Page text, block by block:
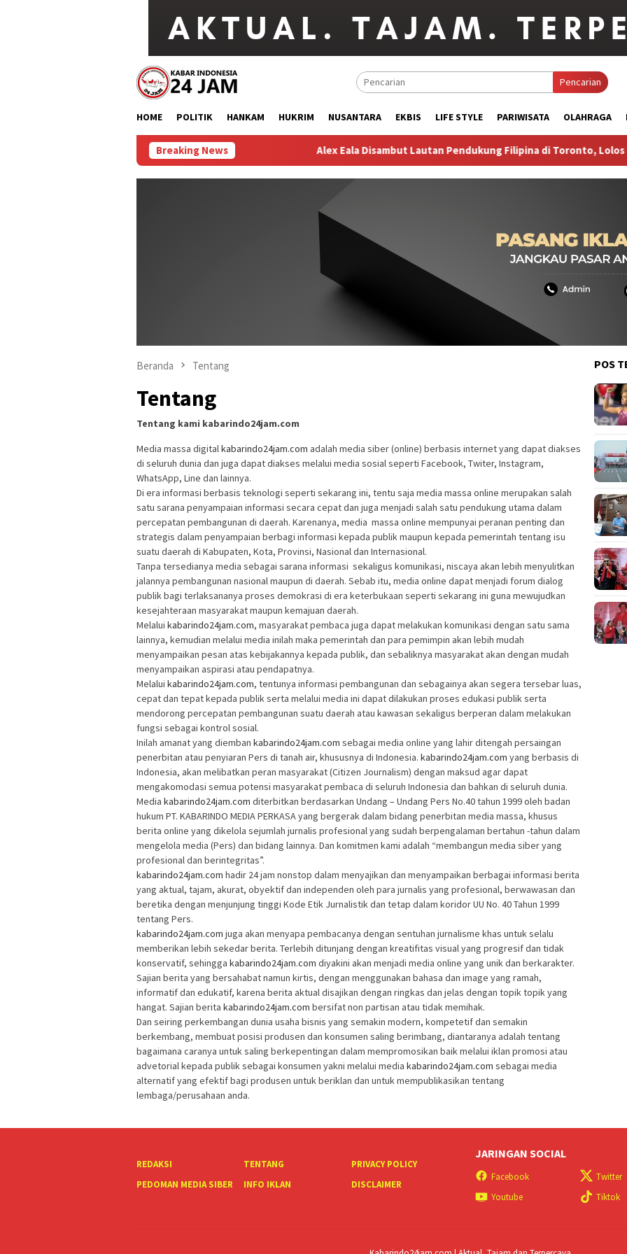
Pencarian
HOME POLITIK HANKAM HUKRIM NUSANTARA EKBIS LIFE STYLE PARIWISATA OLAHRAGA
Breaking News Alex Eala Disambut Lautan Pendukung Filipina di Toronto, Lolos ke
Beranda Tentang
Tentang
Tentang kami kabarindo24jam.com
Media massa digitalkabarindo24jam.com adalah media siber (online) berbasis internet yang dapat diakses
di seluruh dunia dan juga dapat diakses melalui media sosial seperti Facebook, Twiter, Instagram,
WhatsApp, Line dan lainnya.
Di era informasi berbasis teknologi seperti sekarang ini, tentu saja media massa online merupakan salah
satu sarana penyampaian informasi secara cepat dan juga menjadi salah satu pendukung utama dalam
percepatan pembangunan di daerah. Karenanya, media massa online mempunyai peranan penting dan
strategis dalam penyampaian berbagi informasi kepada publik maupun kepada pemerintah tentang isu
suatu daerah di Kabupaten, Kota, Provinsi, Nasional dan Internasional.
Tanpa tersedianya media sebagai sarana informasi sekaligus komunikasi, niscaya akan lebih menyulitkan
jalannya pembangunan nasional maupun di daerah. Sebab itu, media online dapat menjadi forum dialog
publik bagi terlaksananya proses demokrasi di era keterbukaan seperti sekarang ini guna mewujudkan
kesejahteraan masyarakat maupun kemajuan daerah.
Melalui kabarindo24jam.com, masyarakat pembaca juga dapat melakukan komunikasi dengan satu sama
lainnya, kemudian melalui media inilah maka pemerintah dan para pemimpin akan lebih mudah
menyampaikan pesan atas kebijakannya kepada publik, dan sebaliknya masyarakat akan dengan mudah
menyampaikan aspirasi atau pendapatnya.
Melalui kabarindo24jam.com, tentunya informasi pembangunan dan sebagainya akan segera tersebar luas,
cepat dan tepat kepada publik serta melalui media ini dapat dilakukan proses edukasi publik serta
mendorong percepatan pembangunan suatu daerah atau kawasan sekaligus berperan dalam melakukan
fungsi sebagai kontrol sosial.
Inilah amanat yang diemban kabarindo24jam.com sebagai media online yang lahir ditengah persaingan
penerbitan atau penyiaran Pers di tanah air, khususnya di Indonesia. kabarindo24jam.com yang berbasis di
Indonesia, akan melibatkan peran masyarakat (Citizen Journalism) dengan maksud agar dapat
mengakomodasi semua potensi masyarakat pembaca di seluruh Indonesia dan bahkan di seluruh dunia.
Media kabarindo24jam.com diterbitkan berdasarkan Undang – Undang Pers No.40 tahun 1999 oleh badan
hukum PT. KABARINDO MEDIA PERKASA yang bergerak dalam bidang penerbitan media massa, khusus
berita online yang dikelola sejumlah jurnalis profesional yang sudah berpengalaman bertahun -tahun dalam
mengelola media (Pers) dan bidang lainnya. Dan komitmen kami adalah “membangun media siber yang
profesional dan berintegritas”.
kabarindo24jam.com hadir 24 jam nonstop dalam menyajikan dan menyampaikan berbagai informasi berita
yang aktual, tajam, akurat, obyektif dan independen oleh para jurnalis yang profesional, berwawasan dan
beretika dengan menjunjung tinggi Kode Etik Jurnalistik dan tetap dalam koridor UU No. 40 Tahun 1999
tentang Pers.
kabarindo24jam.com juga akan menyapa pembacanya dengan sentuhan jurnalisme khas untuk selalu
memberikan lebih sekedar berita. Terlebih ditunjang dengan kreatifitas visual yang progresif dan tidak
konservatif, sehingga kabarindo24jam.com diyakini akan menjadi media online yang unik dan berkarakter.
Sajian berita yang bersahabat namun kirtis, dengan menggunakan bahasa dan image yang ramah,
informatif dan edukatif, karena berita aktual disajikan dengan ringkas dan jelas dengan topik topik yang
hangat. Sajian berita kabarindo24jam.com bersifat non partisan atau tidak memihak.
Dan seiring perkembangan dunia usaha bisnis yang semakin modern, kompetetif dan semakin
berkembang, membuat posisi produsen dan konsumen saling berimbang, diantaranya adalah tentang
bagaimana caranya untuk saling berkepentingan dalam mempromosikan baik melalui iklan promosi atau
advetorial kepada publik sebagai konsumen yakni melalui media kabarindo24jam.com sebagai media
alternatif yang efektif bagi produsen untuk beriklan dan untuk mempublikasikan tentang
lembaga/perusahaan anda.
POS
REDAKSI TENTANG
PRIVACY POLICY
PEDOMAN MEDIA SIBER
INFO IKLAN DISCLAIMER
JARINGAN SOCIAL
Facebook Twitter
Youtube
Tiktok